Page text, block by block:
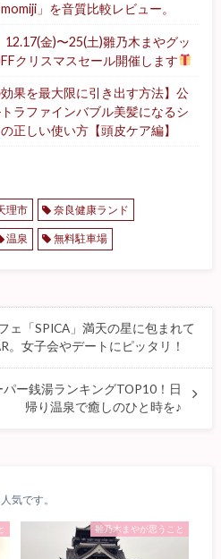
」を音質比較レビュー。
12.17(金)〜25(土)雛乃木まやグッ
クリスマスセール開催します
効果を最大限に引き出す方法】公
ラファインバブル美髪になるシ
正しい使い方【頭皮ケア編】
理市 奈良健康ランド
温泉 無料駐車場
ェ「SPICA」満天の星に包まれて
。女子会やデートにピッタリ！
パー銭湯ランキングTOP10！日
帰り温泉で癒しのひと時を♪
気です。
雛乃木まやが思うこと